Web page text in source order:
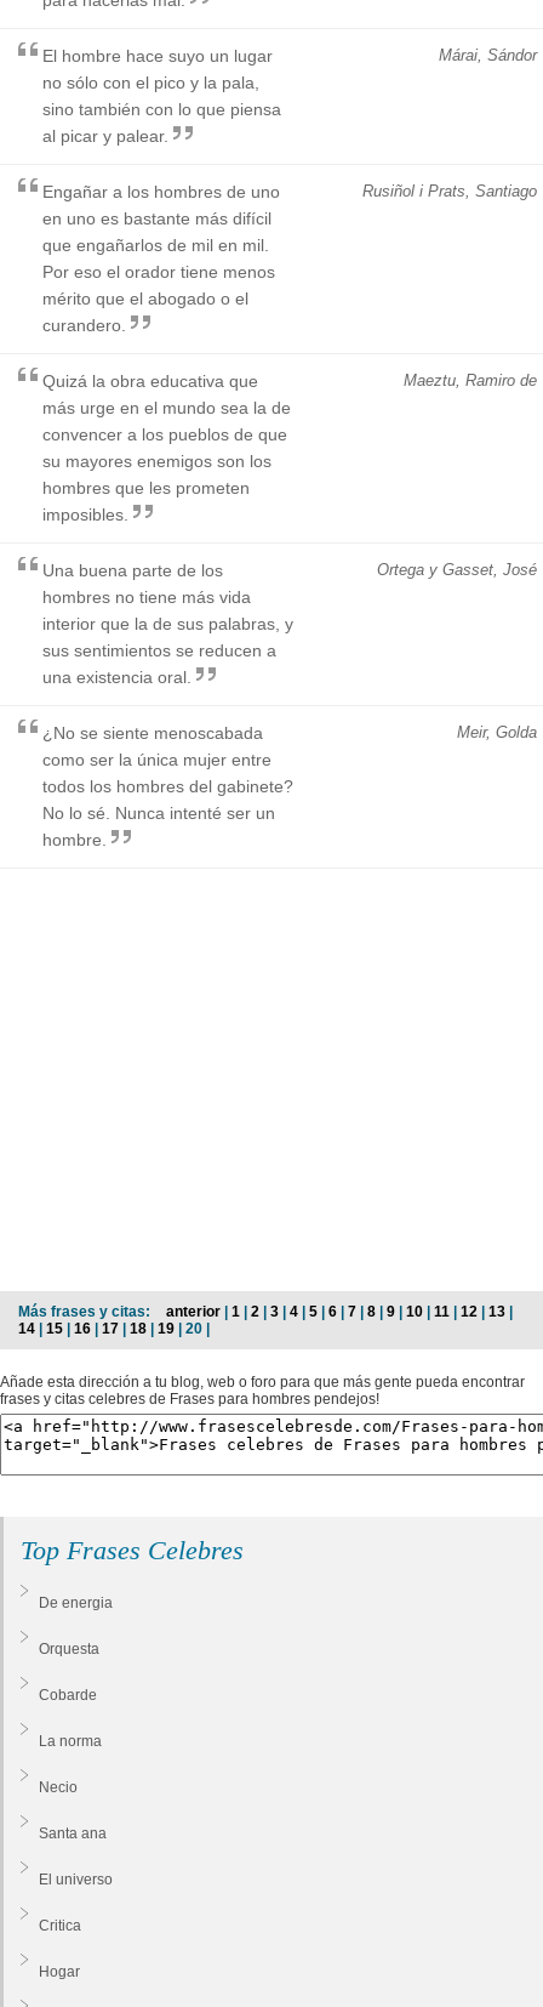
Márai, Sándor
El hombre hace suyo un lugar
no sólo con el pico y la pala,
sino también con lo que piensa
al picar y palear.
Rusiñol i Prats, Santiago
Engañar a los hombres de uno
en uno es bastante más difícil
que engañarlos de mil en mil.
Por eso el orador tiene menos
mérito que el abogado o el
curandero.
Maeztu, Ramiro de
Quizá la obra educativa que
más urge en el mundo sea la de
convencer a los pueblos de que
su mayores enemigos son los
hombres que les prometen
imposibles.
Ortega y Gasset, José
Una buena parte de los
hombres no tiene más vida
interior que la de sus palabras, y
sus sentimientos se reducen a
una existencia oral.
Meir, Golda
¿No se siente menoscabada
como ser la única mujer entre
todos los hombres del gabinete?
No lo sé. Nunca intenté ser un
hombre.
Más frases y citas: anterior | 1 | 2 | 3 | 4 | 5 | 6 | 7 | 8 | 9 | 10 | 11 | 12 | 13 |
14 | 15 | 16 | 17 | 18 | 19 | 20 |
Añade esta dirección a tu blog, web o foro para que más gente pueda encontrar
frases y citas celebres de Frases para hombres pendejos!
Top Frases Celebres
De energia
Orquesta
Cobarde
La norma
Necio
Santa ana
El universo
Critica
Hogar